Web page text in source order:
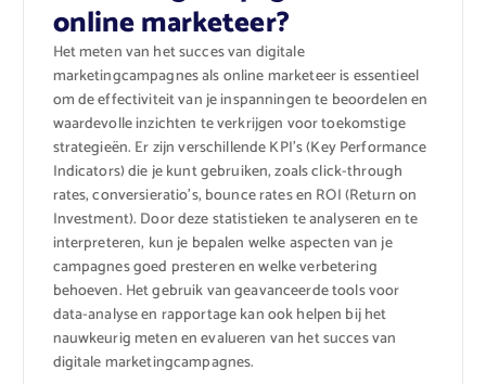
online marketeer?
Het meten van het succes van digitale
marketingcampagnes als online marketeer is essentieel
om de effectiviteit van je inspanningen te beoordelen en
waardevolle inzichten te verkrijgen voor toekomstige
strategieën. Er zijn verschillende KPI’s (Key Performance
Indicators) die je kunt gebruiken, zoals click-through
rates, conversieratio’s, bounce rates en ROI (Return on
Investment). Door deze statistieken te analyseren en te
interpreteren, kun je bepalen welke aspecten van je
campagnes goed presteren en welke verbetering
behoeven. Het gebruik van geavanceerde tools voor
data-analyse en rapportage kan ook helpen bij het
nauwkeurig meten en evalueren van het succes van
digitale marketingcampagnes.